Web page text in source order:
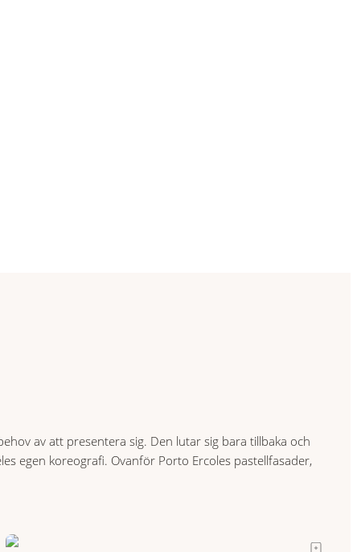
av att presentera sig. Den lutar sig bara tillbaka och
egen koreografi. Ovanför Porto Ercoles pastellfasader,